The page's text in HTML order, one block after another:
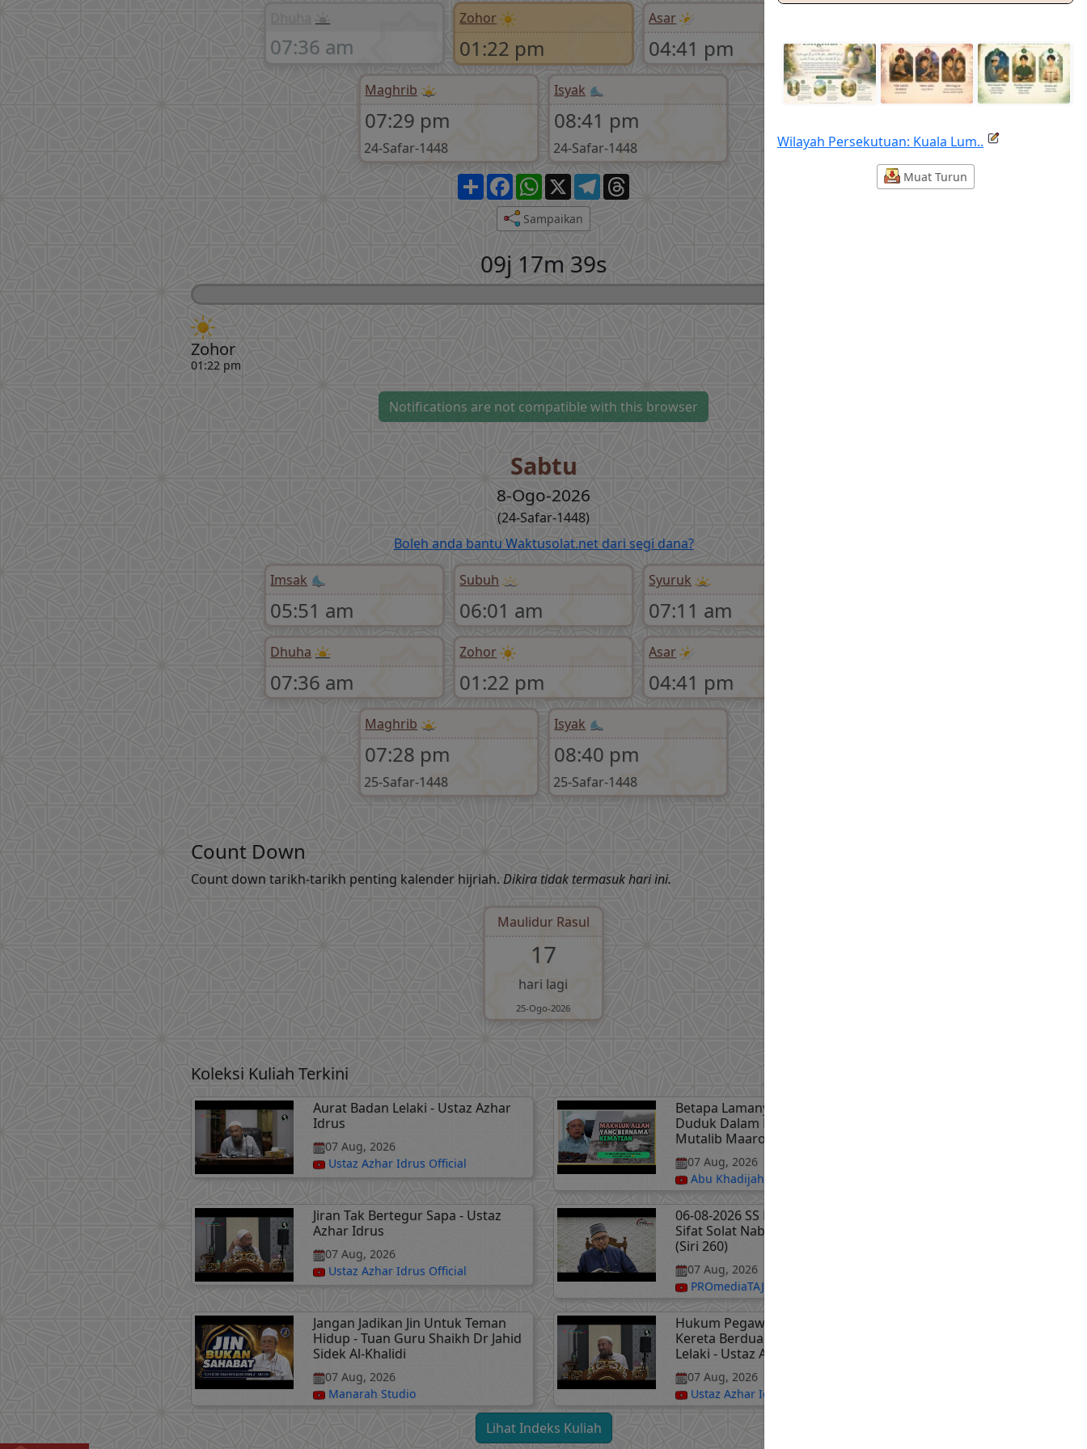
07:36 am
Zohor
01:22 pm
Asar
04:41 pm
Maghrib
07:29 pm
24-Safar-1448
Isyak
08:41 pm
24-Safar-1448
ShareFacebookWhatsApp
X Telegram
Sampaikan
Wilayah Persekutuan: Kuala Lum..
Muat Turun
09j 17m 38s
Zohor
01:22 pm
Notifications are not compatible with this browser
Sabtu
8-Ogo-2026
(24-Safar-1448)
Boleh anda bantu Waktusolat.net dari segi dana?
Imsak
05:51 am
Subuh
06:01 am
Syuruk
07:11 am
Dhuha
07:36 am
Zohor
01:22 pm
Asar
04:41 pm
Maghrib
07:28 pm
25-Safar-1448
Isyak
08:40 pm
25-Safar-1448
Count Down
Count down tarikh-tarikh penting kalender hijriah. Dikira tidak termasuk hari ini.
Maulidur Rasul
17
hari lagi
25-Ogo-2026
Koleksi Kuliah Terkini
Aurat Badan Lelaki - Ustaz Azhar
Idrus
07 Aug, 2026
Ustaz Azhar Idrus Official
Betapa Lamanya Umat Terdahulu
Duduk Dalam Kubur | Ustaz
Mutalib Maarof
07 Aug, 2026
Abu Khadijah
Jiran Tak Bertegur Sapa - Ustaz
Azhar Idrus
07 Aug, 2026
Ustaz Azhar Idrus Official
06-08-2026 SS Prof. Dato Dr MAZA:
Sifat Solat Nabi - Solat Jumaat | BM
(Siri 260)
07 Aug, 2026
PROmediaTAJDID
Jangan Jadikan Jin Untuk Teman
Hidup - Tuan Guru Shaikh Dr Jahid
Sidek Al-Khalidi
07 Aug, 2026
Manarah Studio
Hukum Pegawai Wanita Naik
Kereta Berdua Dengan Pemandu
Lelaki - Ustaz Azhar Idrus
07 Aug, 2026
Ustaz Azhar Idrus Official
Lihat Indeks Kuliah